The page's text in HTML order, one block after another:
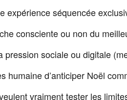
expérience séquencée
consciente ou non du
pression sociale ou digitale
humaine d’anticiper Noël
vraiment tester les